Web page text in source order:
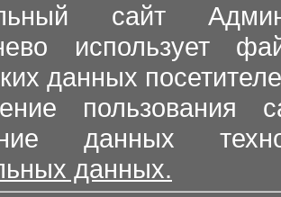
сайт
использует
данных
пользования
данных
данных.